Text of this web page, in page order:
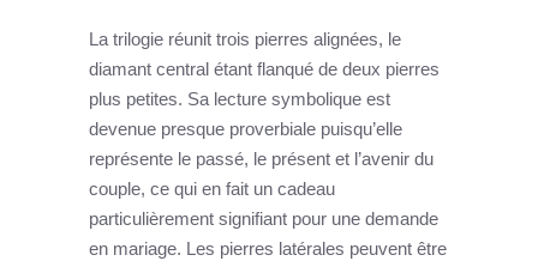
La trilogie réunit trois pierres alignées, le
diamant central étant flanqué de deux pierres
plus petites. Sa lecture symbolique est
devenue presque proverbiale puisqu’elle
représente le passé, le présent et l’avenir du
couple, ce qui en fait un cadeau
particulièrement signifiant pour une demande
en mariage. Les pierres latérales peuvent être